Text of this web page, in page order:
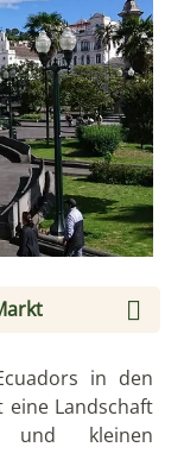
in den
eine Landschaft
und kleinen